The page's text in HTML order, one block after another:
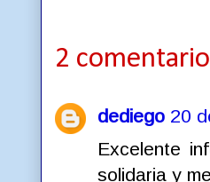
2
dediego 20
Excelente
solidaria y